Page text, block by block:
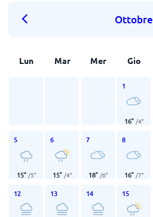
Ottobre
Lun Mar Mer Gio
1
16° /4°
5
15° /5°
6
15° /4°
7
18° /6°
8
16° /7°
12 13 14 15